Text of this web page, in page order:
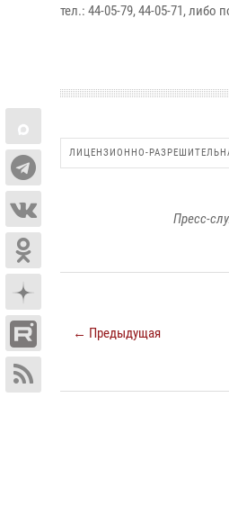
тел.: 44-05-79, 44-05-71, либо
ЛИЦЕНЗИОННО-
Пресс-
← Предыдущая